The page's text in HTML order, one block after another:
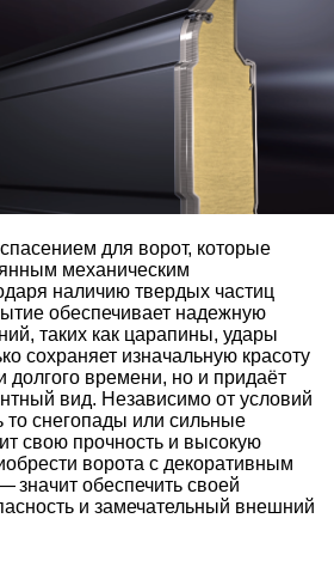
для ворот, которые
механическим
наличию твердых частиц
обеспечивает надежную
таких как царапины, удары
сохраняет изначальную красоту
долгого времени, но и придаёт
вид. Независимо от условий
то снегопады или сильные
свою прочность и высокую
ворота с декоративным
обеспечить своей
и замечательный внешний